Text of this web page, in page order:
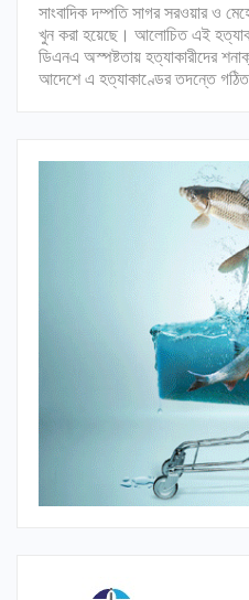
সাংবাদিক দম্পতি সাগর সরওয়ার ও
খুন করা হয়েছে। আলোচিত এই
ডিএনএ অস্পষ্টতায় হত্যাকারীদের
আদেশে এ হত্যাকাণ্ডের তদন্তে গঠিত